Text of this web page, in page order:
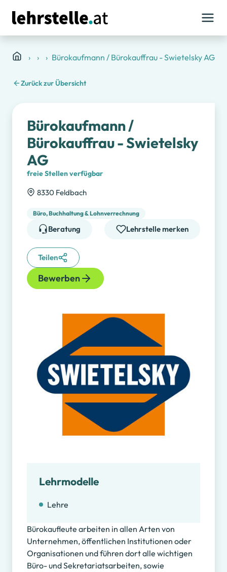
Lehrstellen
Die Industrie
Bürokaufmann / Bürokauffrau - Swietelsky AG
Zurück zur Übersicht
Bürokaufmann /
Bürokauffrau - Swietelsky
AG
freie Stellen verfügbar
8330 Feldbach
Büro, Buchhaltung & Lohnverrechnung
Beratung Lehrstelle merken
Teilen
Bewerben
Lehrmodelle
Lehre
Bürokaufleute arbeiten in allen Arten von
Unternehmen, öffentlichen Institutionen oder
Organisationen und führen dort alle wichtigen
Büro- und Sekretariatsarbeiten, sowie